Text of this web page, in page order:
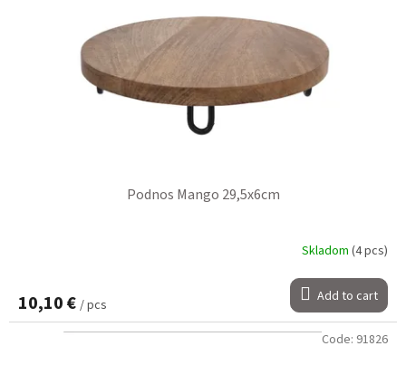
Podnos Mango 29,5x6cm
Skladom (4 pcs)
10,10 € / pcs Add to cart
Code: 91826